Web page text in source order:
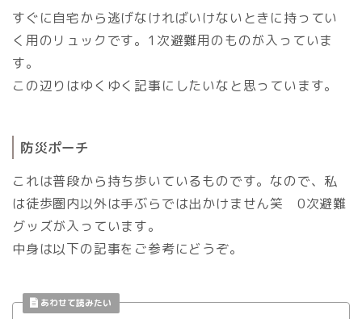
すぐに自宅から逃げなければいけないときに持ってい
く用のリュックです。1次避難用のものが入っていま
す。
この辺りはゆくゆく記事にしたいなと思っています。
防災ポーチ
これは普段から持ち歩いているものです。なので、私
は徒歩圏内以外は手ぶらでは出かけません笑 0次避難
グッズが入っています。
中身は以下の記事をご参考にどうぞ。